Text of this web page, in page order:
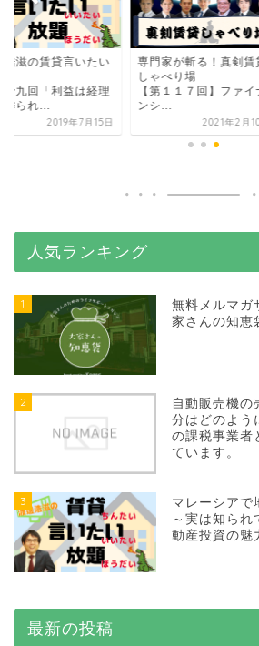
浩滋の賃貸言いたい
十九回「利益は経理
作られ...
2019年7月15日
専門家が斬る！真剣賃
しゃべり場
【第１１７回】ファイ
ンシ...
2021年2月
人気ランキング
1
無料メルマガ
家さんの知恵
2
自動販売機の
分はどのよう
の課税事業者
ています。
3
マレーシアで
～実は知られ
動産投資の魅
最新の投稿